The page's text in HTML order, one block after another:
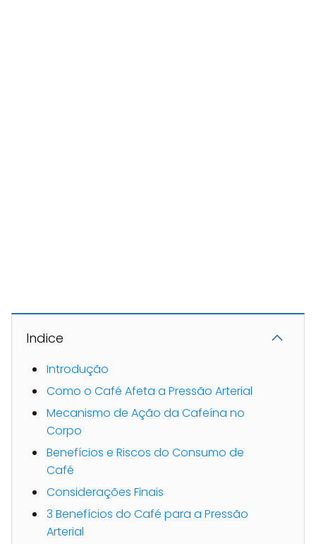
Indice
Introdução
Como o Café Afeta a Pressão Arterial
Mecanismo de Ação da Cafeína no
Corpo
Benefícios e Riscos do Consumo de
Café
Considerações Finais
3 Benefícios do Café para a Pressão
Arterial